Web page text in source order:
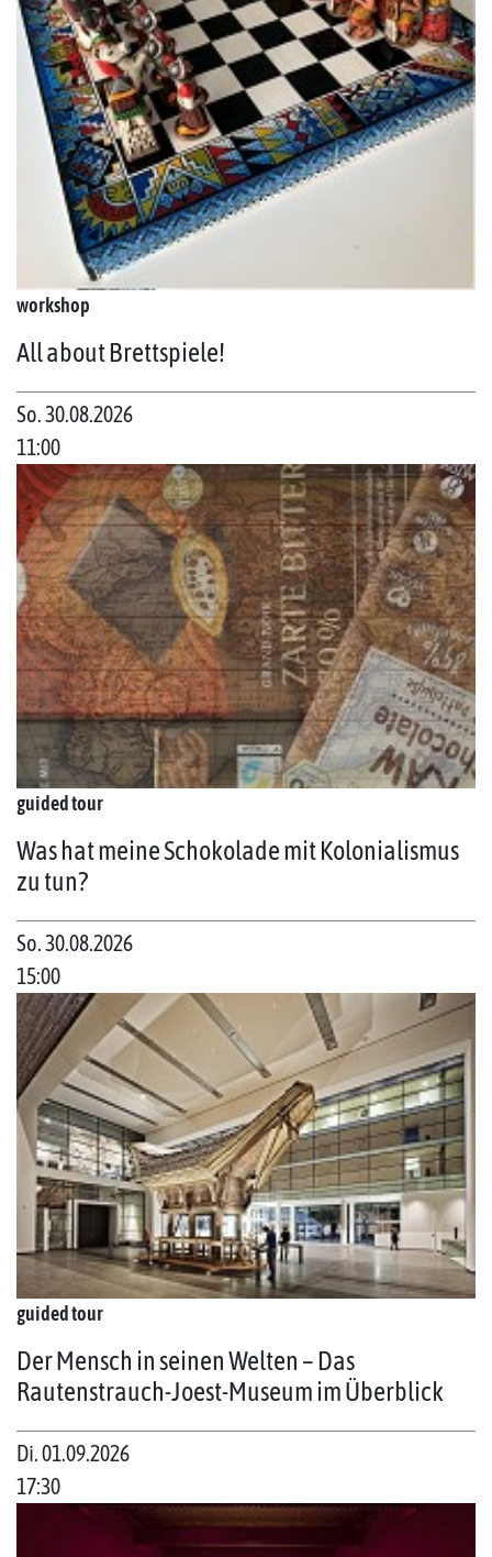
workshop
All about Brettspiele!
So. 30.08.2026
11:00
guided tour
Was hat meine Schokolade mit Kolonialismus
zu tun?
So. 30.08.2026
15:00
guided tour
Der Mensch in seinen Welten – Das
Rautenstrauch-Joest-Museum im Überblick
Di. 01.09.2026
17:30